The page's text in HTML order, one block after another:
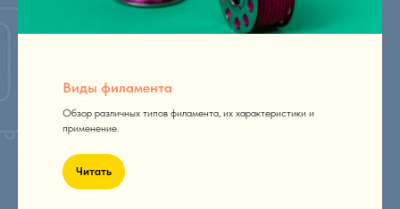
Виды филамента
Обзор различных типов филамента, их характеристики и
применение.
Читать